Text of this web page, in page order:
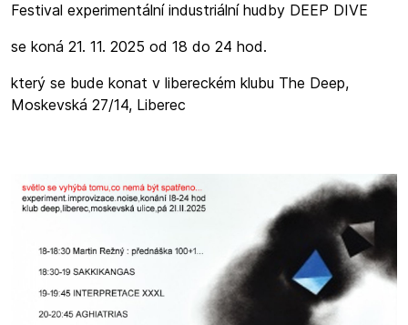
Festival experimentální industriální hudby DEEP DIVE
se koná 21. 11. 2025 od 18 do 24 hod.
který se bude konat v libereckém klubu The Deep,
Moskevská 27/14, Liberec